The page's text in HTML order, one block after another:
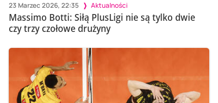
23 Marzec 2026, 22:35 Aktualności
Massimo Botti: Siłą PlusLigi nie są tylko dwie
czy trzy czołowe drużyny